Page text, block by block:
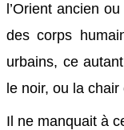
l’Orient ancien
des corps
urbains, ce
le noir, ou la
Il ne manquait à